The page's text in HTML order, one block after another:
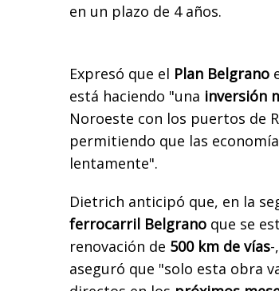
en un plazo de 4 años.
Expresó que el Plan Belgrano
está haciendo "una inversión
Noroeste con los puertos de
permitiendo que las
lentamente".
Dietrich anticipó que, en la
ferrocarril Belgrano que se
renovación de 500 km de vías
aseguró que "solo esta obra